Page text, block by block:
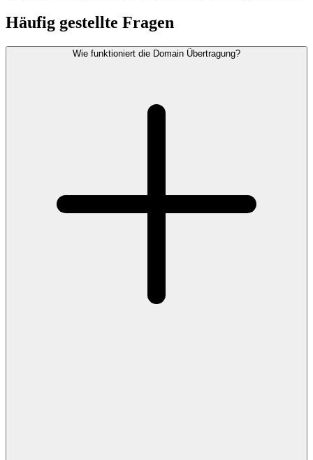
Häufig gestellte Fragen
Wie funktioniert die Domain Übertragung?